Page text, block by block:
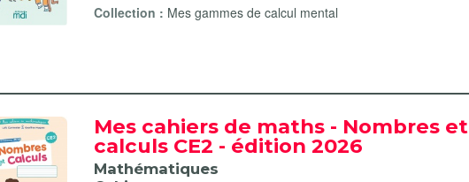
Collection : Mes gammes de calcul mental
Mes cahiers de maths - Nombres et
calculs CE2 - édition 2026
Mathématiques